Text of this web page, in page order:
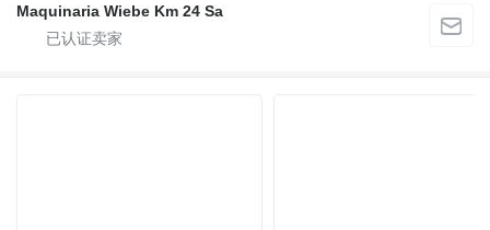
Maquinaria Wiebe Km 24 Sa